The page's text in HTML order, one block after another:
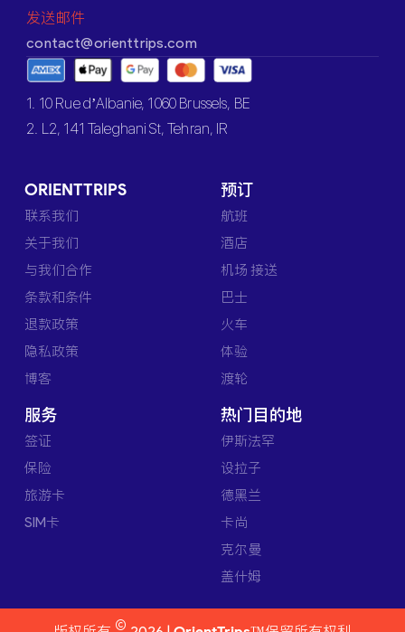
发送邮件
contact@orienttrips.com
1. 10 Rue d’Albanie, 1060 Brussels, BE
2. L2, 141 Taleghani St, Tehran, IR
ORIENTTRIPS
联系我们
关于我们
与我们合作
条款和条件
退款政策
隐私政策
博客
预订
航班
酒店
机场 接送
巴士
火车
体验
渡轮
服务
签证
保险
旅游卡
SIM卡
热门目的地
伊斯法罕
设拉子
德黑兰
卡尚
克尔曼
盖什姆